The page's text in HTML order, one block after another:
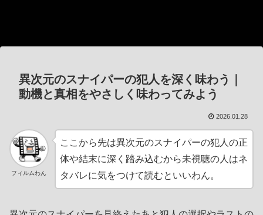
異次元のスナイパーの犯人を深く味わう｜
動機と真相をやさしく味わってみよう
2026.01.28
フィルムわん
ここから先は異次元のスナイパーの犯人の正
体や結末に深く踏み込むから未視聴の人はネ
タバレに気をつけて読むといいわん。